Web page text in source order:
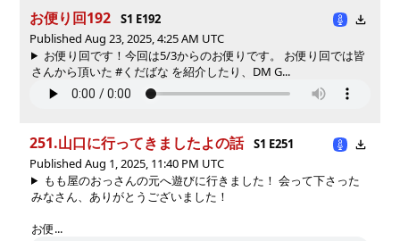
お便り回192
S1 E192
Published Aug 23, 2025, 4:25 AM UTC
お便り回です！今回は5/3からのお便りです。 お便り回では皆
さんから頂いた #くだばな を紹介したり、DM G...
251.山口に行ってきましたよの話
S1 E251
Published Aug 1, 2025, 11:40 PM UTC
もも屋のおっさんの元へ遊びに行きました！ 会って下さった
みなさん、ありがとうございました！
お便...